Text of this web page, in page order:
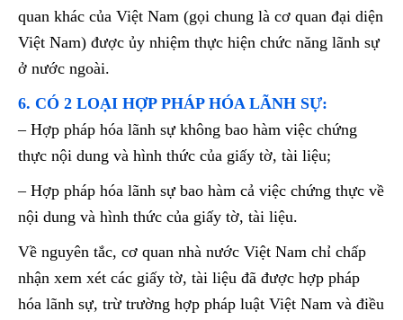
quan khác của Việt Nam (gọi chung là cơ quan đại diện
Việt Nam) được ủy nhiệm thực hiện chức năng lãnh sự
ở nước ngoài.
6. CÓ 2 LOẠI HỢP PHÁP HÓA LÃNH SỰ:
– Hợp pháp hóa lãnh sự không bao hàm việc chứng
thực nội dung và hình thức của giấy tờ, tài liệu;
– Hợp pháp hóa lãnh sự bao hàm cả việc chứng thực về
nội dung và hình thức của giấy tờ, tài liệu.
Về nguyên tắc, cơ quan nhà nước Việt Nam chỉ chấp
nhận xem xét các giấy tờ, tài liệu đã được hợp pháp
hóa lãnh sự, trừ trường hợp pháp luật Việt Nam và điều